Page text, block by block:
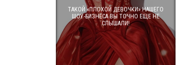
ТАКОЙ «ПЛОХОЙ ДЕВОЧКИ» НАШЕГО
ШОУ-БИЗНЕСА ВЫ ТОЧНО ЕЩЕ НЕ
СЛЫШАЛИ!